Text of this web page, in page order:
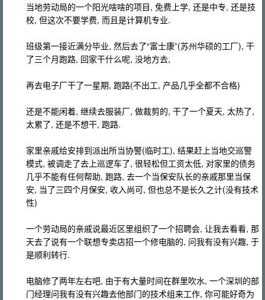
当地劳动局的一个阳光啥啥的项目, 免费上学, 还是中专, 还是技
校, 但这次不要学费, 而且是计算机专业.
班级第一接近满分毕业, 然后去了“富士康”(苏州华硕的工厂), 干
了三个月跑路, 回家干什么呢, 没地方去,
再去电子厂干了一星期, 跑路(不出工, 产品几乎全都不合格)
还是不能闲着, 继续去服装厂, 做裁剪的, 干了一个夏天, 太热了,
太累了, 还是不想干, 跑路.
家里亲戚给安排到派出所当协警(临时工), 结果赶上当地交巡警
模式, 被调走了去上巡逻车了, 很轻松但工资太低, 对家里的债务
几乎不能有任何帮助, 跑路, 去一个当保安队长的亲戚那里当保
安, 当了三四个月保安, 收入尚可, 但也总不是长久之计(没有技术
性)
一个劳动局的亲戚说最近区里组织了一个招聘会, 让我去看看, 那
天去了说有一个联想专卖店招一个修电脑的, 问我有没有兴趣, 于
是顺利转行.
电脑修了两年左右吧, 由于有大量时间在群里吹水, 一个深圳的部
门经理问我有没有兴趣去他部门的技术组来工作, 你可能好奇为